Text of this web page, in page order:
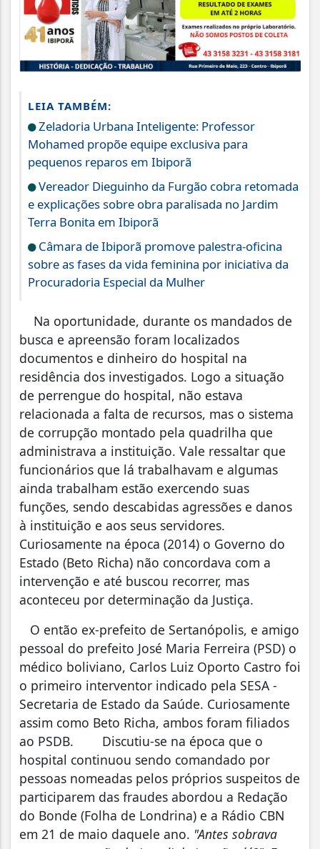
LEIA TAMBÉM:
Zeladoria Urbana Inteligente: Professor
Mohamed propõe equipe exclusiva para
pequenos reparos em Ibiporã
Vereador Dieguinho da Furgão cobra retomada
e explicações sobre obra paralisada no Jardim
Terra Bonita em Ibiporã
Câmara de Ibiporã promove palestra-oficina
sobre as fases da vida feminina por iniciativa da
Procuradoria Especial da Mulher
Na oportunidade, durante os mandados de
busca e apreensão foram localizados
documentos e dinheiro do hospital na
residência dos investigados. Logo a situação
de perrengue do hospital, não estava
relacionada a falta de recursos, mas o sistema
de corrupção montado pela quadrilha que
administrava a instituição. Vale ressaltar que
funcionários que lá trabalhavam e algumas
ainda trabalham estão exercendo suas
funções, sendo descabidas agressões e danos
à instituição e aos seus servidores.
Curiosamente na época (2014) o Governo do
Estado (Beto Richa) não concordava com a
intervenção e até buscou recorrer, mas
aconteceu por determinação da Justiça.
O então ex-prefeito de Sertanópolis, e amigo
pessoal do prefeito José Maria Ferreira (PSD) o
médico boliviano, Carlos Luiz Oporto Castro foi
o primeiro interventor indicado pela SESA -
Secretaria de Estado da Saúde. Curiosamente
assim como Beto Richa, ambos foram filiados
ao PSDB. Discutiu-se na época que o
hospital continuou sendo comandado por
pessoas nomeadas pelos próprios suspeitos de
participarem das fraudes abordou a Redação
do Bonde (Folha de Londrina) e a Rádio CBN
em 21 de maio daquele ano. "Antes sobrava